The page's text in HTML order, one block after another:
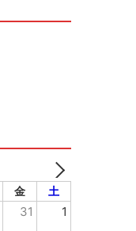
金 土
31 1